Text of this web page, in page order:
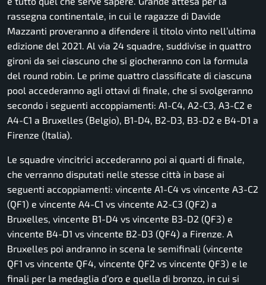
rassegna continentale, in cui le ragazze di Davide
Mazzanti proveranno a difendere il titolo vinto nell’ultima
edizione del 2021. Al via 24 squadre, suddivise in quattro
gironi da sei ciascuno che si giocheranno con la formula
del round robin. Le prime quattro classificate di ciascuna
pool accederanno agli ottavi di finale, che si svolgeranno
secondo i seguenti accoppiamenti: A1-C4, A2-C3, A3-C2 e
A4-C1 a Bruxelles (Belgio), B1-D4, B2-D3, B3-D2 e B4-D1 a
Firenze (Italia).
Le squadre vincitrici accederanno poi ai quarti di finale,
che verranno disputati nelle stesse città in base ai
seguenti accoppiamenti: vincente A1-C4 vs vincente A3-C2
(QF1) e vincente A4-C1 vs vincente A2-C3 (QF2) a
Bruxelles, vincente B1-D4 vs vincente B3-D2 (QF3) e
vincente B4-D1 vs vincente B2-D3 (QF4) a Firenze. A
Bruxelles poi andranno in scena le semifinali (vincente
QF1 vs vincente QF4, vincente QF2 vs vincente QF3) e le
finali per la medaglia d’oro e quella di bronzo, in cui si